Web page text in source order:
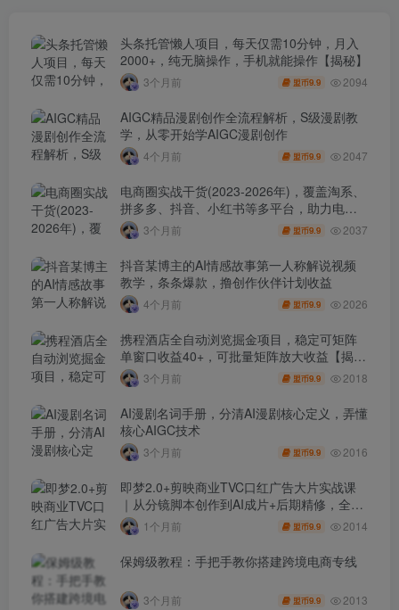
头条托管懒人项目，每天仅需10分钟，月入
2000+，纯无脑操作，手机就能操作【揭秘】
3个月前 盟币9.9 2094
AIGC精品漫剧创作全流程解析，S级漫剧教
学，从零开始学AIGC漫剧创作
4个月前 盟币9.9 2047
电商圈实战干货(2023-2026年)，覆盖淘系、
拼多多、抖音、小红书等多平台，助力电商
人避开坑、提效率、稳盈利(更新4月)
3个月前 盟币9.9 2037
抖音某博主的AI情感故事第一人称解说视频
教学，条条爆款，撸创作伙伴计划收益
4个月前 盟币9.9 2026
携程酒店全自动浏览掘金项目，稳定可矩阵
单窗口收益40+，可批量矩阵放大收益【揭
秘】3个月前 盟币9.9 2018
AI漫剧名词手册，分清AI漫剧核心定义，弄懂
核心AIGC技术
3个月前 盟币9.9 2016
即梦2.0+剪映商业TVC口红广告大片实战课
｜从分镜脚本创作到AI成片+后期精修，全流
程打造品牌级产品广告
1个月前 盟币9.9 2014
保姆级教程：手把手教你搭建跨境电商专线
3个月前 盟币9.9 2013